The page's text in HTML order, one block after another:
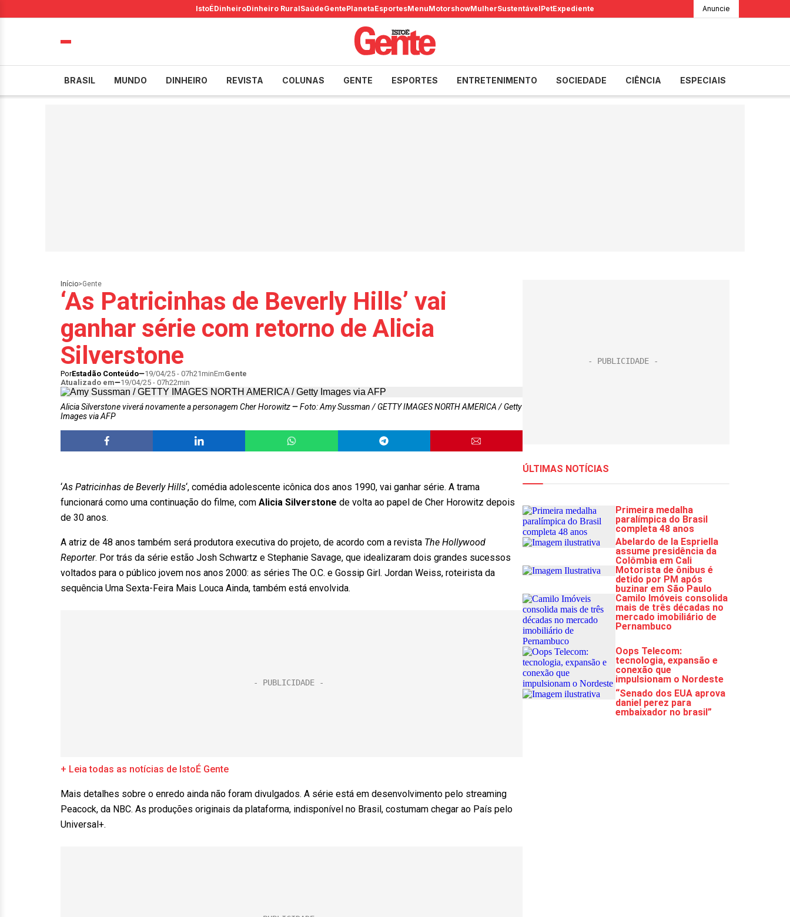
IstoÉDinheiroDinheiro RuralSaúdeGentePlanetaEsportesMenuMotorshowMulherSustentávelPetExpediente Anuncie
BRASIL MUNDO DINHEIRO REVISTA COLUNAS GENTE ESPORTES ENTRETENIMENTO SOCIEDADE CIÊNCIA ESPECIAIS
Início>Gente
‘As Patricinhas de Beverly Hills’ vai
ganhar série com retorno de Alicia
Silverstone
PorEstadão Conteúdo 19/04/25 - 07h21minEmGente
Atualizado em
19/04/25 - 07h22min
Alicia Silverstone viverá novamente a personagem Cher Horowitz
Foto: Amy Sussman / GETTY IMAGES NORTH AMERICA / Getty
Images via AFP
‘As Patricinhas de Beverly Hills‘, comédia adolescente icônica dos anos 1990, vai ganhar série. A trama
funcionará como uma continuação do filme, com Alicia Silverstone de volta ao papel de Cher Horowitz depois
de 30 anos.
A atriz de 48 anos também será produtora executiva do projeto, de acordo com a revista The Hollywood
Reporter. Por trás da série estão Josh Schwartz e Stephanie Savage, que idealizaram dois grandes sucessos
voltados para o público jovem nos anos 2000: as séries The O.C. e Gossip Girl. Jordan Weiss, roteirista da
sequência Uma Sexta-Feira Mais Louca Ainda, também está envolvida.
+ Leia todas as notícias de IstoÉ Gente
Mais detalhes sobre o enredo ainda não foram divulgados. A série está em desenvolvimento pelo streaming
Peacock, da NBC. As produções originais da plataforma, indisponível no Brasil, costumam chegar ao País pelo
Universal+.